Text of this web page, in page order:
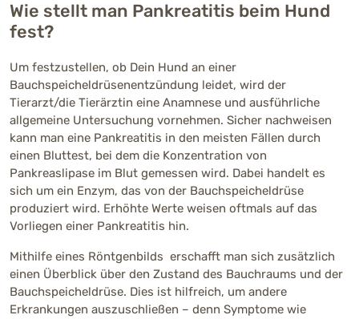
Wie stellt man Pankreatitis beim Hund
fest?
Um festzustellen, ob Dein Hund an einer
Bauchspeicheldrüsenentzündung leidet, wird der
Tierarzt/die Tierärztin eine Anamnese und ausführliche
allgemeine Untersuchung vornehmen. Sicher nachweisen
kann man eine Pankreatitis in den meisten Fällen durch
einen Bluttest, bei dem die Konzentration von
Pankreaslipase im Blut gemessen wird. Dabei handelt es
sich um ein Enzym, das von der Bauchspeicheldrüse
produziert wird. Erhöhte Werte weisen oftmals auf das
Vorliegen einer Pankreatitis hin.
Mithilfe eines Röntgenbilds erschafft man sich zusätzlich
einen Überblick über den Zustand des Bauchraums und der
Bauchspeicheldrüse. Dies ist hilfreich, um andere
Erkrankungen auszuschließen – denn Symptome wie